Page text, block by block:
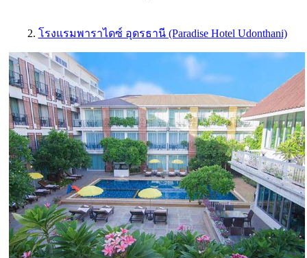
2. โรงแรมพาราไดซ์ อุดรธานี (Paradise Hotel Udonthani)